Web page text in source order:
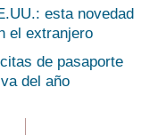
esta novedad
el extranjero
de pasaporte
del año